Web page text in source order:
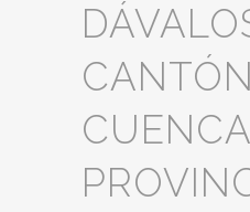
CANTÓN